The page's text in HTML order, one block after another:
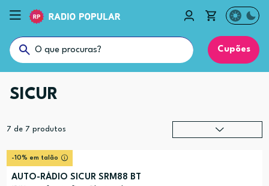
Cupões
SICUR
7 de 7 produtos
-10% em talão
AUTO-RÁDIO SICUR SRM88 BT